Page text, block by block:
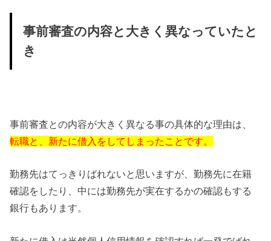
事前審査の内容と大きく異なっていたと
き
事前審査との内容が大きく異なる事の具体的な理由は、
転職と、新たに借入をしてしまったことです。
勤務先はてっきりばれないと思いますが、勤務先に在籍
確認をしたり、中には勤務先が実在するかの確認もする
銀行もあります。